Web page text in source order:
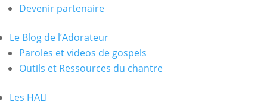
Devenir partenaire
Le Blog de l’Adorateur
Paroles et videos de gospels
Outils et Ressources du chantre
Les HALI